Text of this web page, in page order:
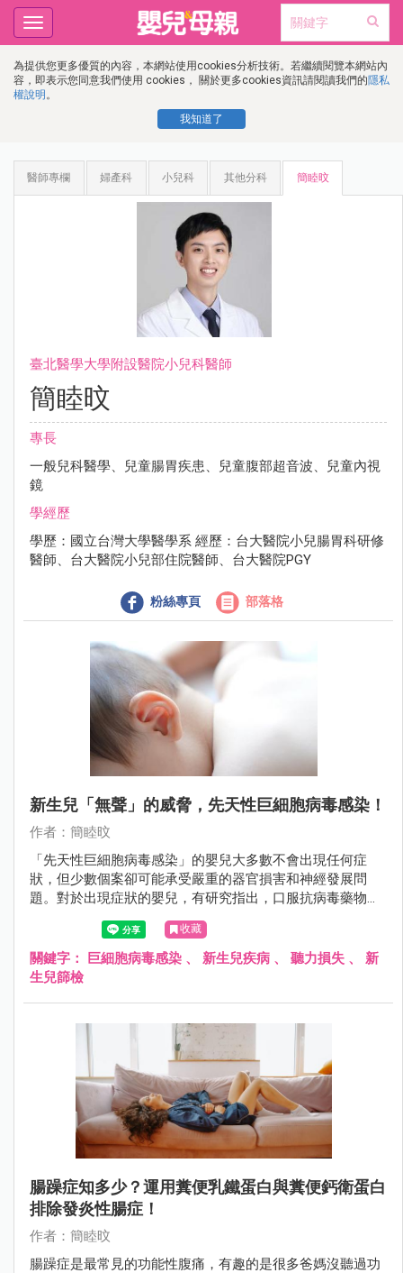
為提供您更多優質的內容，本網站使用cookies分析技術。若繼續閱覽本網站內
容，即表示您同意我們使用 cookies， 關於更多cookies資訊請閱讀我們的隱私
權說明 。
我知道了
Toggle
navigation
醫師專欄 婦產科 小兒科 其他分科 簡睦旼
臺北醫學大學附設醫院小兒科醫師
簡睦旼
專長
一般兒科醫學、兒童腸胃疾患、兒童腹部超音波、兒童內視
鏡
學經歷
學歷：國立台灣大學醫學系 經歷：台大醫院小兒腸胃科研修
醫師、台大醫院小兒部住院醫師、台大醫院PGY
粉絲專頁 部落格
新生兒「無聲」的威脅，先天性巨細胞病毒感染！
作者：簡睦旼
「先天性巨細胞病毒感染」的嬰兒大多數不會出現任何症
狀，但少數個案卻可能承受嚴重的器官損害和神經發展問
題。對於出現症狀的嬰兒，有研究指出，口服抗病毒藥物有
望改善其神經學發展，特別是降低聽力喪失的風險。
收藏
關鍵字： 巨細胞病毒感染 、 新生兒疾病 、 聽力損失 、 新
生兒篩檢
腸躁症知多少？運用糞便乳鐵蛋白與糞便鈣衛蛋白
排除發炎性腸症！
作者：簡睦旼
腸躁症是最常見的功能性腹痛，有趣的是很多爸媽沒聽過功